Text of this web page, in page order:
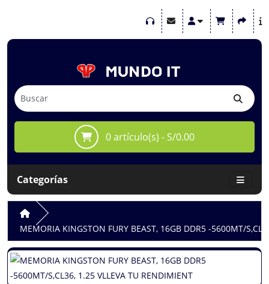
0 artículo(s) - S/0.00
Categorías
MEMORIA KINGSTON FURY BEAST, 16GB DDR5 -5600MT/